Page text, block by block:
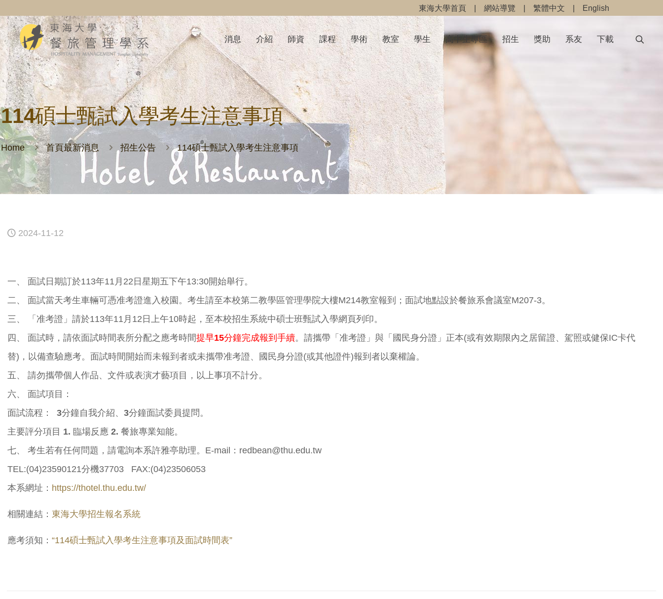
東海大學首頁 | 網站導覽 | 繁體中文 | English
消息 介紹 師資 課程 學術 教室 學生 高中生專區 招生 獎助 系友 下載
114碩士甄試入學考生注意事項
Home 首頁最新消息 招生公告 114碩士甄試入學考生注意事項
2024-11-12
一、 面試日期訂於113年11月22日星期五下午13:30開始舉行。
二、 面試當天考生車輛可憑准考證進入校園。考生請至本校第二教學區管理學院大樓M214教室報到；面試地點設於餐旅系會議室M207-3。
三、 「准考證」請於113年11月12日上午10時起，至本校招生系統中碩士班甄試入學網頁列印。
四、 面試時，請依面試時間表所分配之應考時間提早15分鐘完成報到手續。請攜帶「准考證」與「國民身分證」正本(或有效期限內之居留證、駕照或健保IC卡代
替)，以備查驗應考。面試時間開始而未報到者或未攜帶准考證、國民身分證(或其他證件)報到者以棄權論。
五、 請勿攜帶個人作品、文件或表演才藝項目，以上事項不計分。
六、 面試項目：
面試流程：
3分鐘自我介紹、3分鐘面試委員提問。
主要評分項目 1. 臨場反應 2. 餐旅專業知能。
七、 考生若有任何問題，請電詢本系許雅亭助理。E-mail：redbean@thu.edu.tw
TEL:(04)23590121分機37703 FAX:(04)23506053
本系網址： https://thotel.thu.edu.tw/
相關連結：東海大學招生報名系統
應考須知：“114碩士甄試入學考生注意事項及面試時間表”